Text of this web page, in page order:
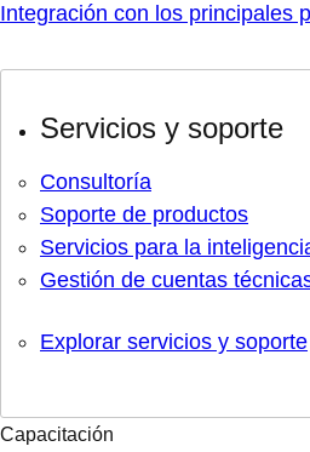
Integración con los principales
Servicios y soporte
Consultoría
Soporte de productos
Servicios para la
Gestión de cuentas
Explorar servicios y soporte
Capacitación